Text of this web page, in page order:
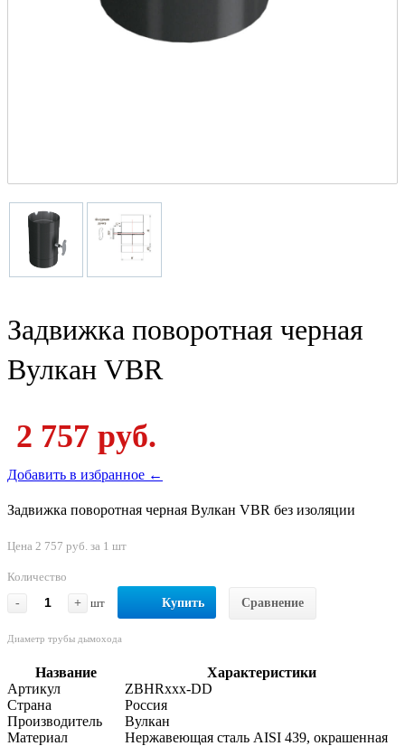
Задвижка поворотная черная
Вулкан VBR
2 757 руб.
Добавить в избранное ←
Задвижка поворотная черная Вулкан VBR без изоляции
Цена 2 757 руб. за 1 шт
Количество
-
+ шт Купить Сравнение
Диаметр трубы дымохода
Название
Характеристики
Артикул
ZBHRxxx-DD
Страна
Россия
Производитель
Вулкан
Материал
Нержавеющая сталь AISI 439, окрашенная